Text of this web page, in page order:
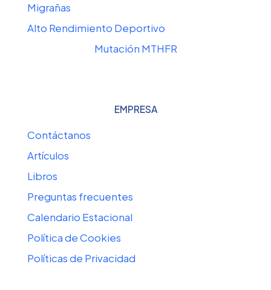
Migrañas
Alto Rendimiento Deportivo
Mutación MTHFR
EMPRESA
Contáctanos
Artículos
Libros
Preguntas frecuentes
Calendario Estacional
Política de Cookies
Políticas de Privacidad